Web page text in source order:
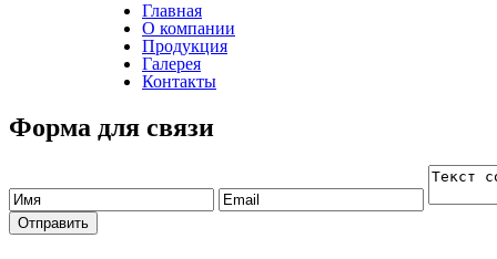
Главная
О компании
Продукция
Галерея
Контакты
Форма для связи